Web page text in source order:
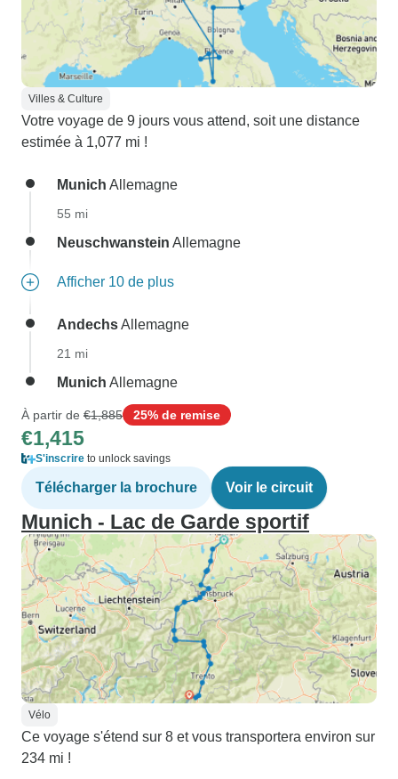
Villes & Culture
Votre voyage de 9 jours vous attend, soit une distance
estimée à 1,077 mi !
Munich Allemagne
55 mi
Neuschwanstein Allemagne
Afficher 10 de plus
AndechsAllemagne
21 mi
Munich Allemagne
À partir de €1,885 25% de remise
€1,415
S'inscrire to unlock savings
Télécharger la brochure Voir le circuit
Munich - Lac de Garde sportif
Vélo
Ce voyage s'étend sur 8 et vous transportera environ sur
234 mi !